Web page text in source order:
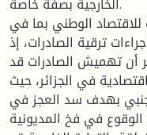
للاقتصاد الوطني بما في
ترقية الصادرات، إذ
أن تهميش الصادرات قد
في الجزائر، حيث
بهدف سد العجز في
الوقوع في فخ المديونية.